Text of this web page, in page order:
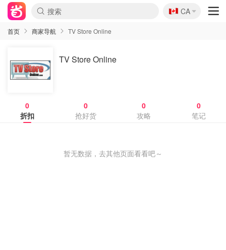
🇨🇦
CA
首页 商家导航 TV Store Online
TV Store Online
0
折扣
0
抢好货
0
攻略
0
笔记
暂无数据，去其他页面看看吧～